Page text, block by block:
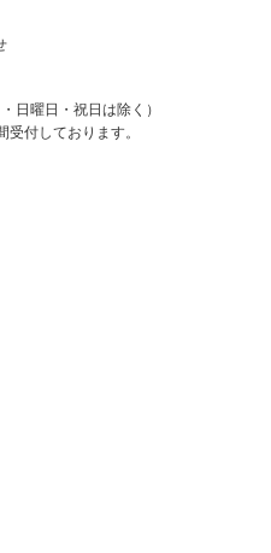
日曜日・祝日は除く）
付しております。